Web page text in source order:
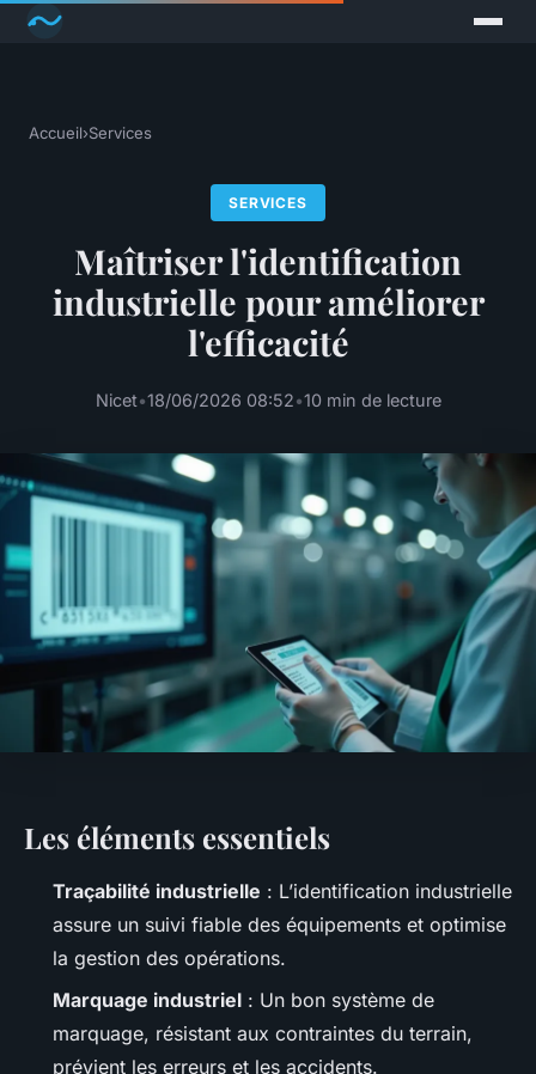
Accueil›Services
SERVICES
Maîtriser l'identification
industrielle pour améliorer
l'efficacité
Nicet•18/06/2026 08:52•10 min de lecture
Les éléments essentiels
Traçabilité industrielle : L’identification industrielle
assure un suivi fiable des équipements et optimise
la gestion des opérations.
Marquage industriel : Un bon système de
marquage, résistant aux contraintes du terrain,
prévient les erreurs et les accidents.